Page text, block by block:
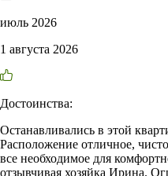
июль 2026
1 августа 2026
Достоинства:
Останавливались в этой
Расположение отличное,
все необходимое для
отзывчивая хозяйка Ирина.